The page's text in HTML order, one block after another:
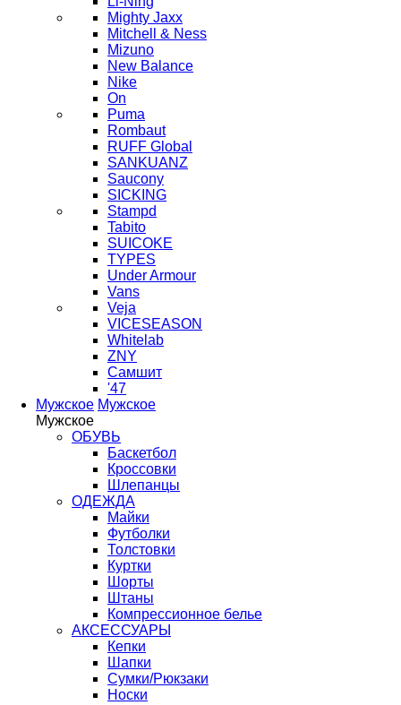
Mighty Jaxx
Mitchell & Ness
Mizuno
New Balance
Nike
On
Puma
Rombaut
RUFF Global
SANKUANZ
Saucony
SICKING
Stampd
Tabito
SUICOKE
TYPES
Under Armour
Vans
Veja
VICESEASON
Whitelab
ZNY
Самшит
'47
Мужское Мужское
Мужское
ОБУВЬ
Баскетбол
Кроссовки
Шлепанцы
ОДЕЖДА
Майки
Футболки
Толстовки
Куртки
Шорты
Штаны
Компрессионное белье
АКСЕССУАРЫ
Кепки
Шапки
Сумки/Рюкзаки
Носки